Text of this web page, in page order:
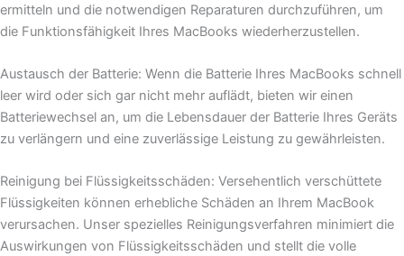
ermitteln und die notwendigen Reparaturen durchzuführen, um
die Funktionsfähigkeit Ihres MacBooks wiederherzustellen.
Austausch der Batterie: Wenn die Batterie Ihres MacBooks schnell
leer wird oder sich gar nicht mehr auflädt, bieten wir einen
Batteriewechsel an, um die Lebensdauer der Batterie Ihres Geräts
zu verlängern und eine zuverlässige Leistung zu gewährleisten.
Reinigung bei Flüssigkeitsschäden: Versehentlich verschüttete
Flüssigkeiten können erhebliche Schäden an Ihrem MacBook
verursachen. Unser spezielles Reinigungsverfahren minimiert die
Auswirkungen von Flüssigkeitsschäden und stellt die volle